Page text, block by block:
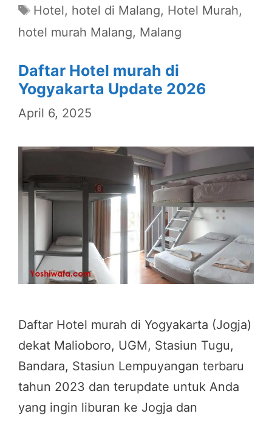
Tags
Hotel, hotel di Malang, Hotel Murah,
hotel murah Malang, Malang
Daftar Hotel murah di
Yogyakarta Update 2026
April 6, 2025
Daftar Hotel murah di Yogyakarta (Jogja)
dekat Malioboro, UGM, Stasiun Tugu,
Bandara, Stasiun Lempuyangan terbaru
tahun 2023 dan terupdate untuk Anda
yang ingin liburan ke Jogja dan